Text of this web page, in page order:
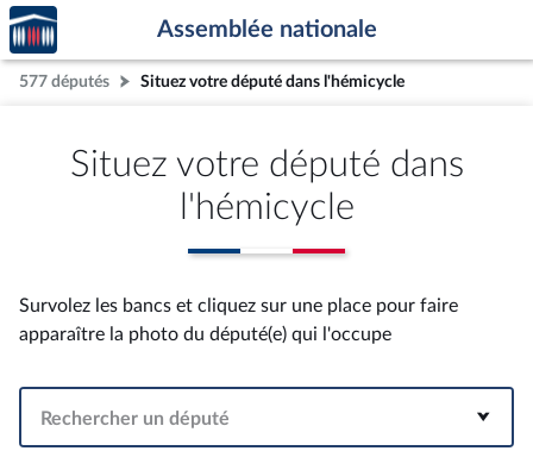
Aller au contenu
Aller en bas de la page
Accèder
à la
page
d'accueil
Assemblée nationale
577 députés Situez votre député dans l'hémicycle
Situez votre député dans
l'hémicycle
Survolez les bancs et cliquez sur une place pour faire
apparaître la photo du député(e) qui l'occupe
Rechercher un député